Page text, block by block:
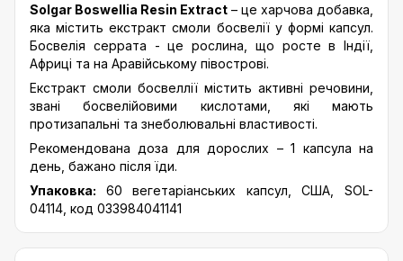
Solgar Boswellia Resin Extract – це харчова добавка,
яка містить екстракт смоли босвелії у формі капсул.
Босвелія серрата - це рослина, що росте в Індії,
Африці та на Аравійському півострові.
Екстракт смоли босвеллії містить активні речовини,
звані босвелійовими кислотами, які мають
протизапальні та знеболювальні властивості.
Рекомендована доза для дорослих – 1 капсула на
день, бажано після їди.
Упаковка: 60 ​​вегетаріанських капсул, США, SOL-
04114, код 033984041141